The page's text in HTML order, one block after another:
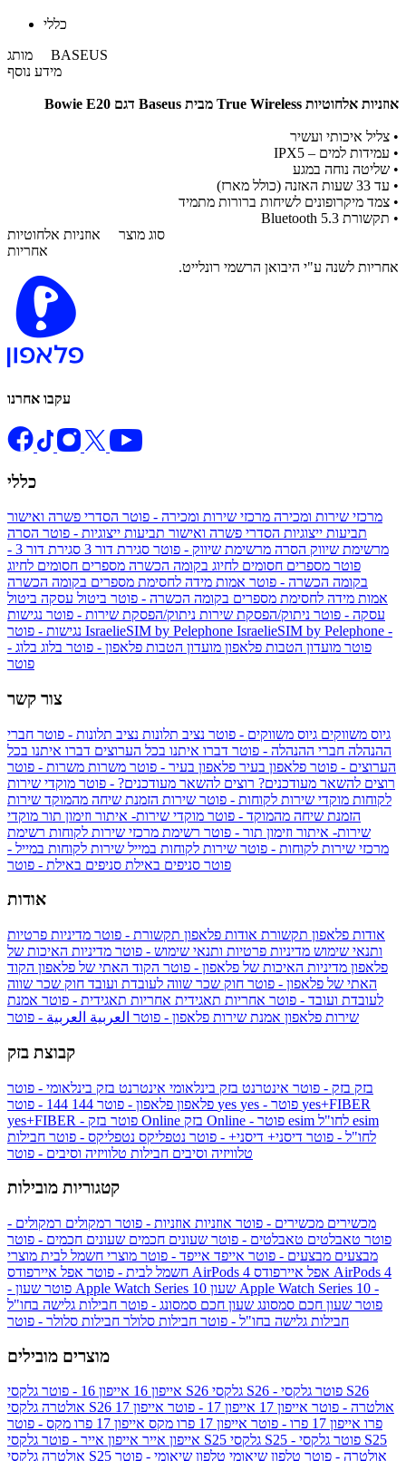
כללי
מותג BASEUS
מידע נוסף
אוזניות אלחוטיות True Wireless מבית Baseus דגם Bowie E20
• צליל איכותי ועשיר
• עמידות למים – IPX5
• שליטה נוחה במגע
• עד 33 שעות האזנה (כולל מארז)
• צמד מיקרופונים לשיחות ברורות מתמיד
• תקשורת Bluetooth 5.3
סוג מוצר אוזניות אלחוטיות
אחריות
אחריות לשנה ע"י היבואן הרשמי רונלייט.
עקבו אחרנו
כללי
מרכזי שירות ומכירה מרכזי שירות ומכירה - פוטר הסדרי פשרה ואישור
תביעות ייצוגיות הסדרי פשרה ואישור תביעות ייצוגיות - פוטר הסרה
מרשימת שיווק הסרה מרשימת שיווק - פוטר סגירת דור 3
סגירת דור 3 -
פוטר מספרים חסומים לחיוג בקומה הכשרה מספרים חסומים לחיוג
בקומה הכשרה - פוטר אמות מידה לחסימת מספרים בקומה הכשרה
אמות מידה לחסימת מספרים בקומה הכשרה - פוטר ביטול עסקה ביטול
עסקה - פוטר ניתוק/הפסקת שירות ניתוק/הפסקת שירות - פוטר נגישות
IsraelieSIM by Pelephone IsraelieSIM by Pelephone -
פוטר מועדון הטבות פלאפון מועדון הטבות פלאפון - פוטר בלוג בלוג -
פוטר
צור קשר
גיוס משווקים גיוס משווקים - פוטר נציב תלונות נציב תלונות - פוטר חברי
ההנהלה חברי ההנהלה - פוטר דברו איתנו בכל הערוצים דברו איתנו בכל
הערוצים - פוטר פלאפון בעיר פלאפון בעיר - פוטר משרות משרות - פוטר
רוצים להשאר מעודכנים? רוצים להשאר מעודכנים? - פוטר מוקדי שירות
לקוחות מוקדי שירות לקוחות - פוטר שירות הזמנת שיחה מהמוקד שירות
הזמנת שיחה מהמוקד - פוטר מוקדי שירות- איתור וזימון תור מוקדי
שירות- איתור וזימון תור - פוטר רשימת מרכזי שירות לקוחות רשימת
מרכזי שירות לקוחות - פוטר שירות לקוחות במייל שירות לקוחות במייל -
פוטר סניפים באילת סניפים באילת - פוטר
אודות
אודות פלאפון תקשורת אודות פלאפון תקשורת - פוטר מדיניות פרטיות
ותנאי שימוש מדיניות פרטיות ותנאי שימוש - פוטר מדיניות האיכות של
פלאפון מדיניות האיכות של פלאפון - פוטר הקוד האתי של פלאפון הקוד
האתי של פלאפון - פוטר חוק שכר שווה לעובדת ועובד חוק שכר שווה
לעובדת ועובד - פוטר אחריות תאגידית אחריות תאגידית - פוטר אמנת
שירות פלאפון אמנת שירות פלאפון - פוטר العربية العربية - פוטר
קבוצת בזק
בזק בזק - פוטר אינטרנט בזק בינלאומי אינטרנט בזק בינלאומי - פוטר
פלאפון פלאפון - פוטר 144 yes
yes+FIBER
yes+FIBER - פוטר בזק Online
esim
לחו"ל - פוטר דיסני+ דיסני+ - פוטר נטפליקס נטפליקס - פוטר חבילות
טלוויזיה וסיבים חבילות טלוויזיה וסיבים - פוטר
קטגוריות מובילות
מכשירים מכשירים - פוטר אוזניות אוזניות - פוטר רמקולים רמקולים -
פוטר טאבלטים טאבלטים - פוטר שעונים חכמים שעונים חכמים - פוטר
מבצעים מבצעים - פוטר אייפד אייפד - פוטר מוצרי חשמל לבית מוצרי
חשמל לבית - פוטר אפל איירפודס AirPods 4 אפל איירפודס AirPods 4
- פוטר שעון Apple Watch Series 10 שעון Apple Watch Series 10 -
פוטר שעון חכם סמסונג שעון חכם סמסונג - פוטר חבילות גלישה בחו"ל
חבילות גלישה בחו"ל - פוטר חבילות סלולר חבילות סלולר - פוטר
מוצרים מובילים
אייפון 16 אייפון 16 - פוטר גלקסי S26 גלקסי S26 - פוטר גלקסי S26
אולטרה
גלקסי S26 אולטרה - פוטר אייפון 17 אייפון 17 - פוטר
אייפון 17
פרו אייפון 17 פרו - פוטר אייפון 17 פרו מקס
אייפון 17 פרו מקס - פוטר
אייפון אייר אייפון אייר - פוטר גלקסי S25 גלקסי S25 - פוטר גלקסי S25
אולטרה
גלקסי S25 אולטרה - פוטר טלפון שיאומי טלפון שיאומי - פוטר